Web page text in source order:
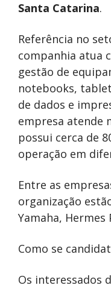
Santa Catarina.
Referência no
companhia atua
gestão de
notebooks,
de dados e
empresa atende
possui cerca de
operação em
Entre as
organização
Yamaha, Hermes
Como se
Os interessados